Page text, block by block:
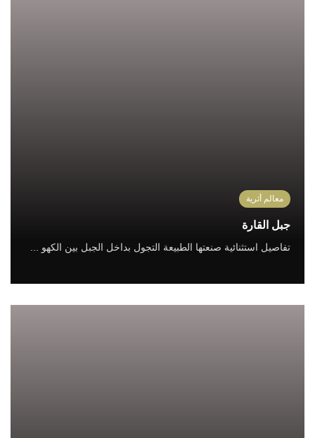
معالم أثرية
جبل القارة
تفاصيل استثنائية صنعتها الطبيعة التجول بداخل الجبل بين الكهو ...